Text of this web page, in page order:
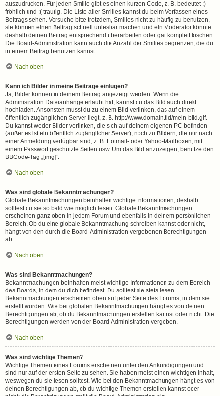
auszudrücken. Für jeden Smilie gibt es einen kurzen Code, z. B. bedeutet :)
fröhlich und :( traurig. Die Liste aller Smilies kannst du beim Verfassen eines
Beitrags sehen. Versuche bitte trotzdem, Smilies nicht zu häufig zu benutzen,
sie können einen Beitrag schnell unlesbar machen und ein Moderator könnte
deshalb deinen Beitrag entsprechend überarbeiten oder gar komplett löschen.
Die Board-Administration kann auch die Anzahl der Smilies begrenzen, die du
in einem Beitrag benutzen kannst.
Nach oben
Kann ich Bilder in meine Beiträge einfügen?
Ja, Bilder können in deinem Beitrag angezeigt werden. Wenn die
Administration Dateianhänge erlaubt hat, kannst du das Bild auch direkt
hochladen. Ansonsten musst du zu einem Bild verlinken, das auf einem
öffentlich zugänglichen Server liegt, z. B. http://www.domain.tld/mein-bild.gif.
Du kannst weder Bilder verlinken, die sich auf deinem eigenen PC befinden
(außer es ist ein öffentlich zugänglicher Server), noch zu Bildern, die nur nach
einer Anmeldung verfügbar sind, z. B. Hotmail- oder Yahoo-Mailboxen, mit
einem Passwort geschützte Seiten usw. Um das Bild anzuzeigen, benutze den
BBCode-Tag „[img]“.
Nach oben
Was sind globale Bekanntmachungen?
Globale Bekanntmachungen beinhalten wichtige Informationen, deshalb
solltest du sie so bald wie möglich lesen. Globale Bekanntmachungen
erscheinen ganz oben in jedem Forum und ebenfalls in deinem persönlichen
Bereich. Ob du eine globale Bekanntmachung schreiben kannst oder nicht,
hängt von den durch die Board-Administration vergebenen Berechtigungen
ab.
Nach oben
Was sind Bekanntmachungen?
Bekanntmachungen beinhalten meist wichtige Informationen zu dem Bereich
des Boards, in dem du dich befindest. Du solltest sie stets lesen.
Bekanntmachungen erscheinen oben auf jeder Seite des Forums, in dem sie
erstellt wurden. Wie bei globalen Bekanntmachungen hängt es von deinen
Berechtigungen ab, ob du Bekanntmachungen erstellen kannst oder nicht. Die
Berechtigungen werden von der Board-Administration vergeben.
Nach oben
Was sind wichtige Themen?
Wichtige Themen eines Forums erscheinen unter den Ankündigungen und
sind nur auf der ersten Seite zu sehen. Sie haben meist einen wichtigen Inhalt,
weswegen du sie lesen solltest. Wie bei den Bekanntmachungen hängt es von
deinen Berechtigungen ab, ob du wichtige Themen erstellen kannst oder